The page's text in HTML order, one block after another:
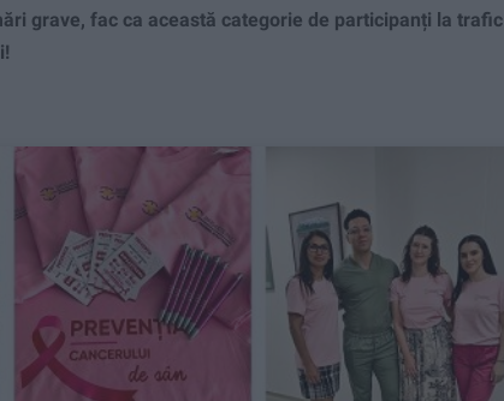
grave, fac ca această categorie de participanți la trafic